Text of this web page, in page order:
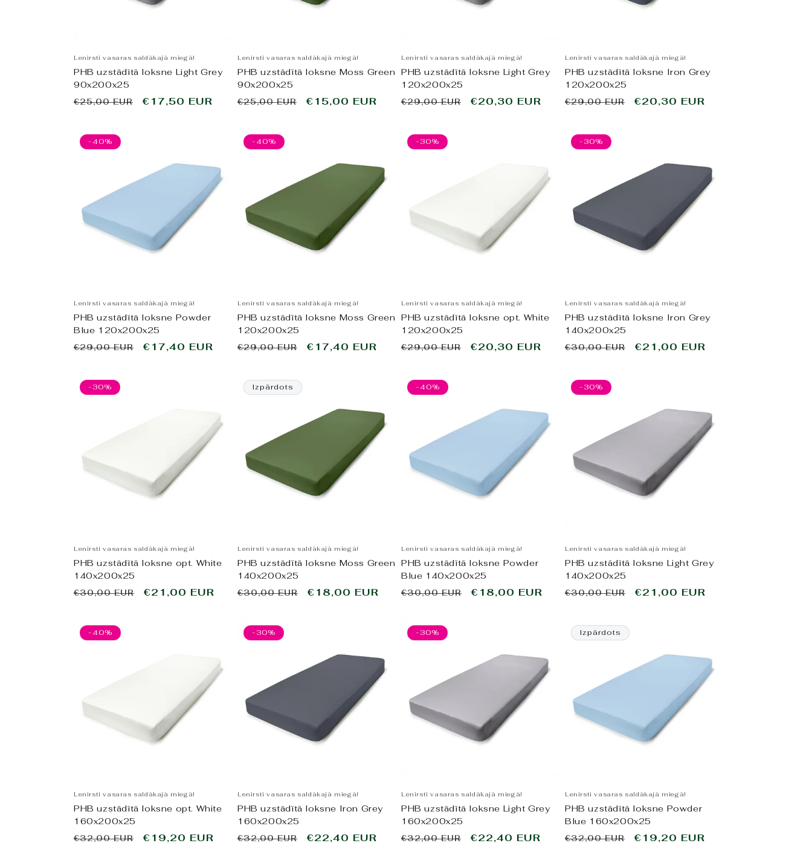
Lenirsti vasaras saldākajā miegā!
PHB uzstādītā loksne Light Grey
90x200x25
Parastā
€25,00 EUR
Pārdošanas
€17,50 EUR
Lenirsti vasaras saldākajā miegā!
PHB uzstādītā loksne Moss Green
90x200x25
Parastā
€25,00 EUR
Pārdošanas
€15,00 EUR
Lenirsti vasaras saldākajā miegā!
PHB uzstādītā loksne Light Grey
120x200x25
Parastā
€29,00 EUR
Pārdošanas
€20,30 EUR
Lenirsti vasaras saldākajā miegā!
PHB uzstādītā loksne Iron Grey
120x200x25
Parastā
€29,00 EUR
Pārdošanas
€20,30 EUR
-40%
Lenirsti vasaras saldākajā miegā!
PHB uzstādītā loksne Powder
Blue 120x200x25
Parastā
€29,00 EUR
Pārdošanas
€17,40 EUR
-40%
Lenirsti vasaras saldākajā miegā!
PHB uzstādītā loksne Moss Green
120x200x25
Parastā
€29,00 EUR
Pārdošanas
€17,40 EUR
-30%
Lenirsti vasaras saldākajā miegā!
PHB uzstādītā loksne opt. White
120x200x25
Parastā
€29,00 EUR
Pārdošanas
€20,30 EUR
-30%
Lenirsti vasaras saldākajā miegā!
PHB uzstādītā loksne Iron Grey
140x200x25
Parastā
€30,00 EUR
Pārdošanas
€21,00 EUR
-30%
Lenirsti vasaras saldākajā miegā!
PHB uzstādītā loksne opt. White
140x200x25
Parastā
€30,00 EUR
Pārdošanas
€21,00 EUR
Izpārdots
Lenirsti vasaras saldākajā miegā!
PHB uzstādītā loksne Moss Green
140x200x25
Parastā
€30,00 EUR
Pārdošanas
€18,00 EUR
-40%
Lenirsti vasaras saldākajā miegā!
PHB uzstādītā loksne Powder
Blue 140x200x25
Parastā
€30,00 EUR
Pārdošanas
€18,00 EUR
-30%
Lenirsti vasaras saldākajā miegā!
PHB uzstādītā loksne Light Grey
140x200x25
Parastā
€30,00 EUR
Pārdošanas
€21,00 EUR
-40%
Lenirsti vasaras saldākajā miegā!
PHB uzstādītā loksne opt. White
160x200x25
Parastā
€32,00 EUR
Pārdošanas
€19,20 EUR
-30%
Lenirsti vasaras saldākajā miegā!
PHB uzstādītā loksne Iron Grey
160x200x25
Parastā
€32,00 EUR
Pārdošanas
€22,40 EUR
-30%
Lenirsti vasaras saldākajā miegā!
PHB uzstādītā loksne Light Grey
160x200x25
Parastā
€32,00 EUR
Pārdošanas
€22,40 EUR
Izpārdots
Lenirsti vasaras saldākajā miegā!
PHB uzstādītā loksne Powder
Blue 160x200x25
Parastā
€32,00 EUR
Pārdošanas
€19,20 EUR